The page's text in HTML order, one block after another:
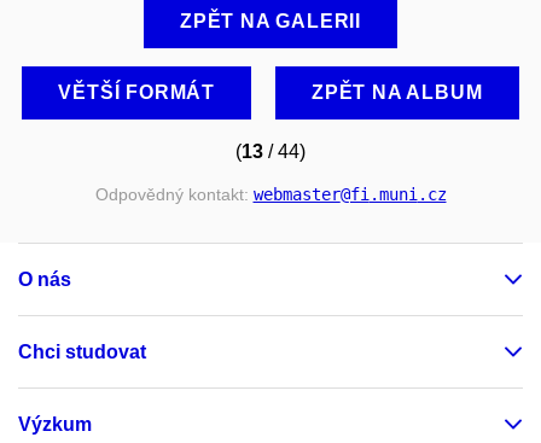
ZPĚT NA GALERII
VĚTŠÍ FORMÁT ZPĚT NA ALBUM
(13 / 44)
Odpovědný kontakt: webmaster@fi.muni.cz
O nás
Chci studovat
Výzkum